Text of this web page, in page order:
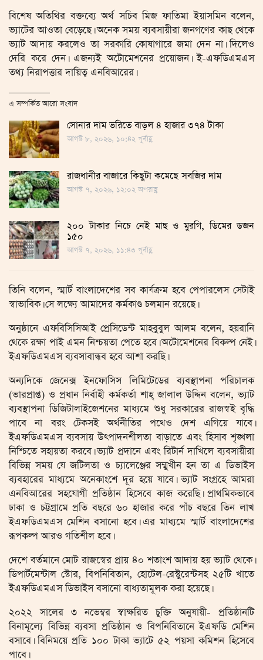
বিশেষ অতিথির বক্তব্যে অর্থ সচিব মিজ ফাতিমা ইয়াসমিন বলেন,
ভ্যাটের আওতা বেড়েছে। অনেক সময় ব্যবসায়ীরা জনগণের কাছ থেকে
ভ্যাট আদায় করলেও তা সরকারি কোষাগারে জমা দেন না। দিলেও
দেরি করে দেন। এজন্যই অটোমেশনের প্রয়োজন। ই-এফডিএমএস
তথ্য নিরাপত্তার দায়িত্ব এনবিআরের।
এ সম্পর্কিত আরো সংবাদ
সোনার দাম ভ‌রি‌তে বাড়ল ৪ হাজার ৩৭৪ টাকা
আগস্ট ৮, ২০২৬, ১০:৪২ পূর্বাহ্ণ
রাজধানীর বাজারে কিছুটা কমেছে সবজির দাম
আগস্ট ৭, ২০২৬, ১২:০২ অপরাহ্ণ
২০০ টাকার নিচে নেই মাছ ও মুরগি, ডিমের ডজন
১৫০
আগস্ট ৭, ২০২৬, ১১:৪৩ পূর্বাহ্ণ
তিনি বলেন, স্মার্ট বাংলাদেশের সব কার্যক্রম হবে পেপারলেস সেটাই
স্বাভাবিক। সে লক্ষ্যে আমাদের কর্মকাণ্ড চলমান রয়েছে।
অনুষ্ঠানে এফবিসিসিআই প্রেসিডেন্ট মাহবুবুল আলম বলেন, হয়রানি
থেকে রক্ষা পাই এমন নিশ্চয়তা পেতে হবে। অটোমেশনের বিকল্প নেই।
ইএফডিএমএস ব্যবসাবান্ধব হবে আশা করছি।
অন্যদিকে জেনেক্স ইনফোসিস লিমিটেডের ব্যবস্থাপনা পরিচালক
(ভারপ্রাপ্ত) ও প্রধান নির্বাহী কর্মকর্তা শাহ্ জালাল উদ্দিন বলেন, ভ্যাট
ব্যবস্থাপনা ডিজিটালাইজেশনের মাধ্যমে শুধু সরকারের রাজস্বই বৃদ্ধি
পাবে না বরং টেকসই অর্থনীতির পথেও দেশ এগিয়ে যাবে।
ইএফডিএমএস ব্যবসায় উৎপাদনশীলতা বাড়াতে এবং হিসাব শৃঙ্খলা
নিশ্চিতে সহায়তা করবে। ভ্যাট প্রদানে এবং রিটার্ন দাখিলে ব্যবসায়ীরা
বিভিন্ন সময় যে জটিলতা ও চ্যালেঞ্জের সম্মুখীন হন তা এ ডিভাইস
ব্যবহারের মাধ্যমে অনেকাংশে দূর হয়ে যাবে। ভ্যাট সংগ্রহে আমরা
এনবিআরের সহযোগী প্রতিষ্ঠান হিসেবে কাজ করেছি। প্রাথমিকভাবে
ঢাকা ও চট্টগ্রামে প্রতি বছরে ৬০ হাজার করে পাঁচ বছরে তিন লাখ
ইএফডিএমএস মেশিন বসানো হবে। এর মাধ্যমে স্মার্ট বাংলাদেশের
রূপকল্প আরও গতিশীল হবে।
দেশে বর্তমানে মোট রাজস্বের প্রায় ৪০ শতাংশ আদায় হয় ভ্যাট থেকে।
ডিপার্টমেন্টাল স্টোর, বিপনিবিতান, হোটেল-রেস্টুরেন্টসহ ২৫টি খাতে
ইএফডিএমএস ডিভাইস বসানো বাধ্যতামূলক করা হয়েছে।
২০২২ সালের ৩ নভেম্বর স্বাক্ষরিত চুক্তি অনুযায়ী- প্রতিষ্ঠানটি
বিনামূল্যে বিভিন্ন ব্যবসা প্রতিষ্ঠান ও বিপনিবিতানে ইএফডি মেশিন
বসাবে। বিনিময়ে প্রতি ১০০ টাকা ভ্যাটে ৫২ পয়সা কমিশন হিসেবে
পাবে।